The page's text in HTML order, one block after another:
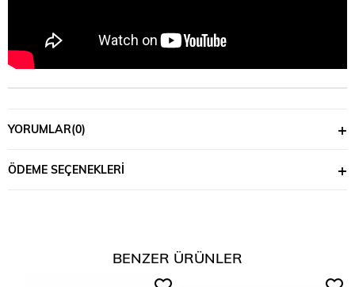
YORUMLAR(0)
ÖDEME SEÇENEKLERI
BENZER ÜRÜNLER